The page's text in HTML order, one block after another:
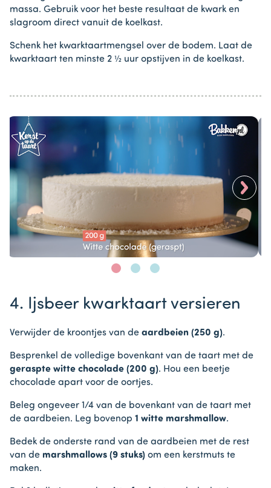
massa. Gebruik voor het beste resultaat de kwark en
slagroom direct vanuit de koelkast.
Schenk het kwarktaartmengsel over de bodem. Laat de
kwarktaart ten minste 2 ½ uur opstijven in de koelkast.
of
4. Ijsbeer kwarktaart versieren
Verwijder de kroontjes van de aardbeien (250 g).
Besprenkel de volledige bovenkant van de taart met de
geraspte witte chocolade (200 g). Hou een beetje
chocolade apart voor de oortjes.
Beleg ongeveer 1/4 van de bovenkant van de taart met
de aardbeien. Leg bovenop 1 witte marshmallow.
Bedek de onderste rand van de aardbeien met de rest
van de marshmallows (9 stuks) om een kerstmuts te
maken.